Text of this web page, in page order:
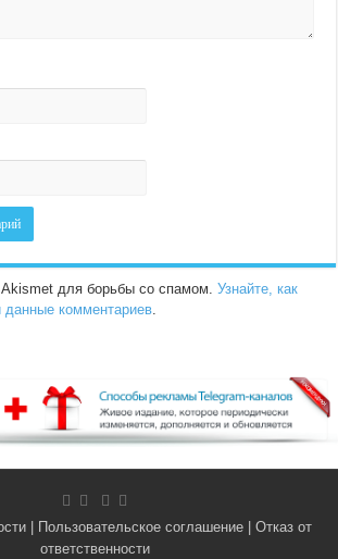
Akismet для борьбы со спамом.Узнайте, как
комментариев.
| Пользовательское соглашение| Отказ от
ответственности